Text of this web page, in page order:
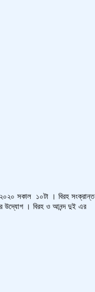
সকাল ১০টা । বিরহ সংক্রান্ত
উদ্যোগ । বিরহ ও আনন্দ দুই এর